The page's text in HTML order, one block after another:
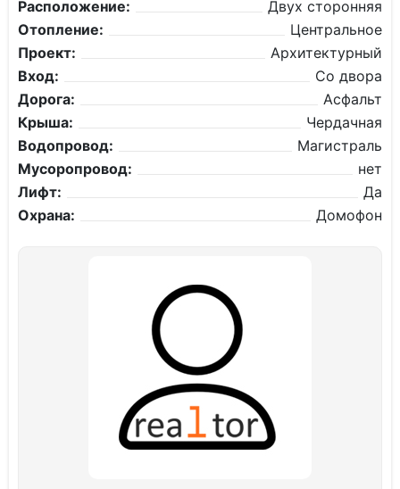
Расположение:
Двух сторонняя
Отопление:
Центральное
Проект:
Архитектурный
Вход:
Со двора
Дорога:
Асфальт
Крыша:
Чердачная
Водопровод:
Магистраль
Мусоропровод:
нет
Лифт:
Да
Охрана:
Домофон